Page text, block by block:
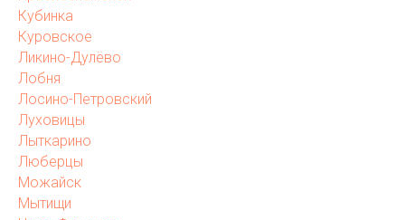
Кубинка
Куровское
Ликино-Дулёво
Лобня
Лосино-Петровский
Луховицы
Лыткарино
Люберцы
Можайск
Мытищи